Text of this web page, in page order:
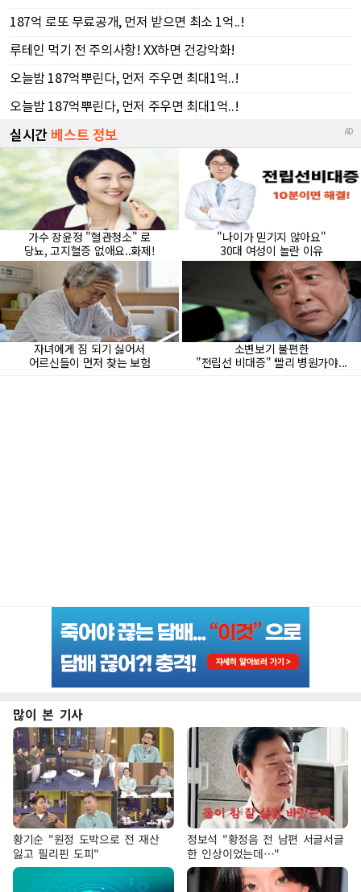
많이 본 기사
황기순 "원정 도박으로 전 재산
잃고 필리핀 도피"
정보석 "황정음 전 남편 서글서글
한 인상이었는데…"